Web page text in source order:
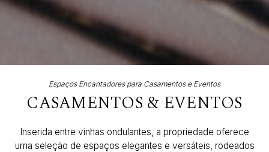
Espaços Encantadores para Casamentos e Eventos
CASAMENTOS & EVENTOS
Inserida entre vinhas ondulantes, a propriedade oferece
uma seleção de espaços elegantes e versáteis, rodeados